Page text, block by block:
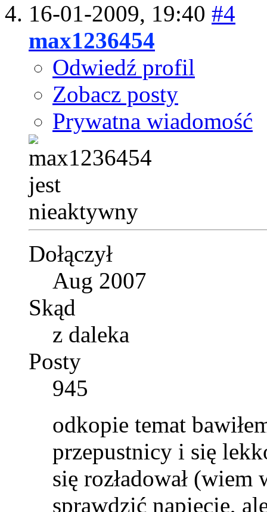
16-01-2009, 19:40 #4
max1236454
Odwiedź profil
Zobacz posty
Prywatna wiadomość
Dołączył
Aug 2007
Skąd
z daleka
Posty
945
odkopie temat
przepustnicy i się
się rozładował
sprawdzić napięcie,